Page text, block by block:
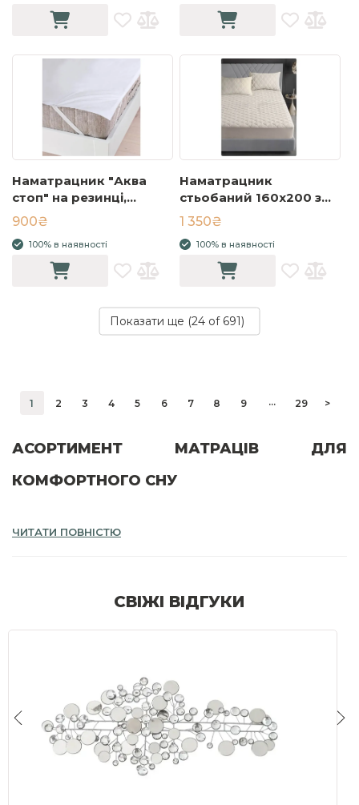
Наматрацник "Аква
стоп" на резинці,
мембрана 180х200
900₴
100% в наявності
Наматрацник
стьобаний 160x200 з
високим бортом
1 350₴
100% в наявності
Показати ще (24of 691)
1 2 3 4 5 6 7 8 9 ... 29 >
АСОРТИМЕНТ МАТРАЦІВ ДЛЯ
КОМФОРТНОГО СНУ
вага користувача.
Перш ніж купити матрац, важливо переконатися, що він подарує
здоровий сон. Це можливе лише для моделі, яка відповідає
вашим потребам. За наявності захворювань опорно-рухового
ЧИТАТИ ПОВНІСТЮ
СВІЖІ ВІДГУКИ